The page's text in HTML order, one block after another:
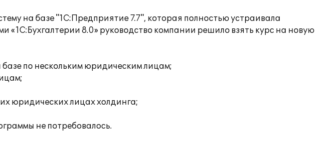
на базе "1С:Предприятие 7.7", которая полностью устраивала
8.0» руководство компании решило взять курс на новую
по нескольким юридическим лицам;
юридических лицах холдинга;
не потребовалось.